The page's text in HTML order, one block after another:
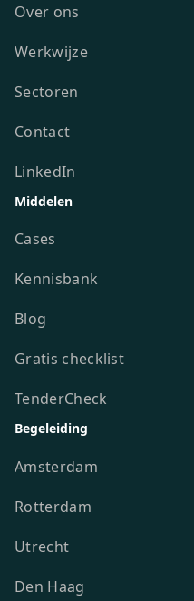
Over ons
Werkwijze
Sectoren
Contact
LinkedIn
Middelen
Cases
Kennisbank
Blog
Gratis checklist
TenderCheck
Begeleiding
Amsterdam
Rotterdam
Utrecht
Den Haag